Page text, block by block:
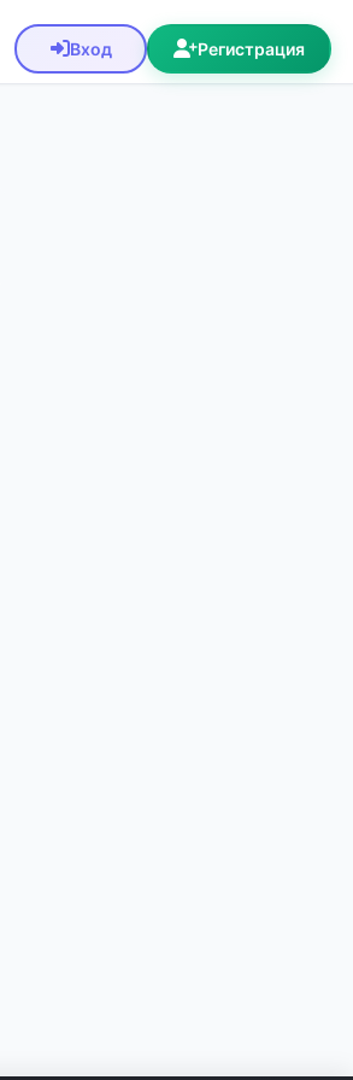
Вход Регистрация